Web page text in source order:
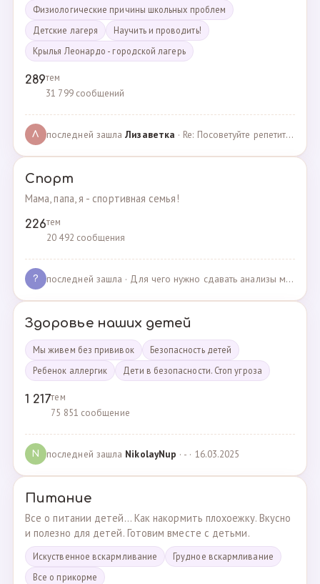
Физиологические причины школьных проблем
Детские лагеря
Научить и проводить!
Крылья Леонардо - городской лагерь
289тем
31 799 сообщений
Л последней зашлаЛизаветка · Re: Посоветуйте репетитора по английскому · 27.11.2024
Спорт
Мама, папа, я - спортивная семья!
226тем
20 492 сообщения
? последней зашла · Для чего нужно сдавать анализы мочи спортсменам? · 03.05.2025
Здоровье наших детей
Мы живем без прививок
Безопасность детей
Ребенок аллергик
Дети в безопасности. Стоп угроза
1 217тем
75 851 сообщение
N последней зашла NikolayNup · - · 16.03.2025
Питание
Все о питании детей... Как накормить плохоежку. Вкусно
и полезно для детей. Готовим вместе с детьми.
Искуственное вскармливание
Грудное вскармливание
Все о прикорме